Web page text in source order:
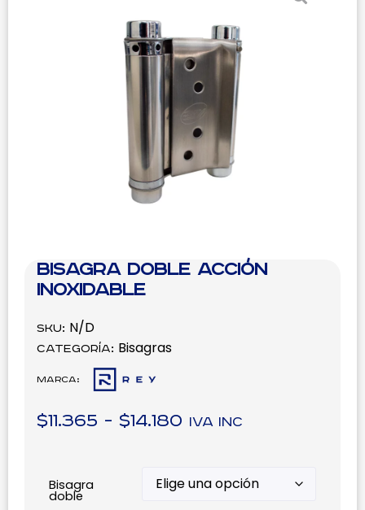
Bisagra doble acción
inoxidable
SKU: N/D
Categoría: Bisagras
Marca:
$11.365 - $14.180 IVA inc
Bisagra
doble